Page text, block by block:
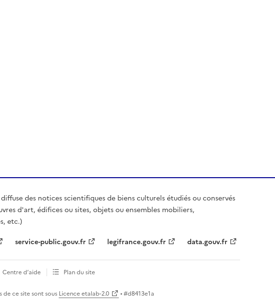
des notices scientifiques de biens culturels étudiés ou conservés
d'art, édifices ou sites, objets ou ensembles mobiliers,
etc.)
service-public.gouv.fr legifrance.gouv.fr data.gouv.fr
Centre d’aide Plan du site
de ce site sont sous Licence etalab-2.0 • #d8413e1a